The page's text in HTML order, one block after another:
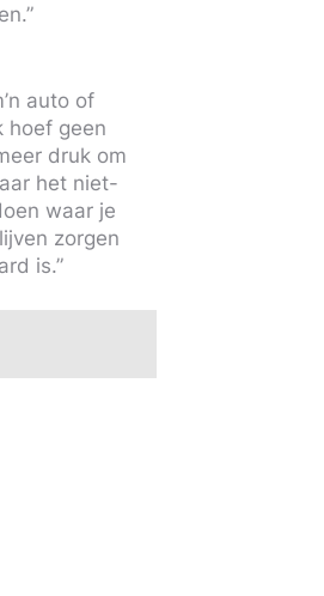
auto of
hoef geen
druk om
het niet-
waar je
zorgen
is.”